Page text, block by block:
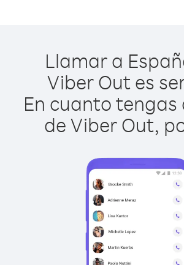
Llamar a
Viber Out es
En cuanto tengas
de Viber Out,